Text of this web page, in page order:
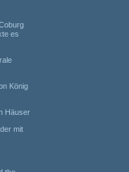
es
König
Häuser
mit